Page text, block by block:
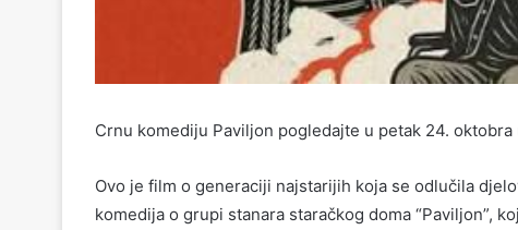
Crnu komediju Paviljon pogledajte u petak 24.
Ovo je film o generaciji najstarijih koja se odlučila
komedija o grupi stanara staračkog doma “Paviljon”,